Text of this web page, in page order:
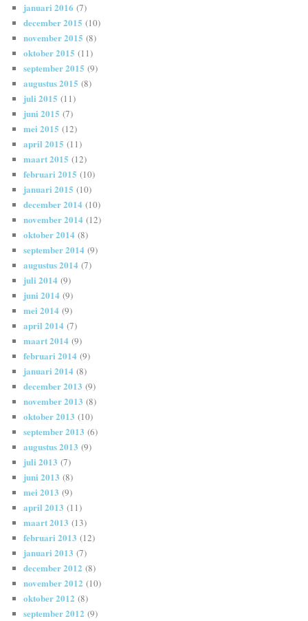
januari 2016 (7)
december 2015 (10)
november 2015 (8)
oktober 2015 (11)
september 2015 (9)
augustus 2015 (8)
juli 2015 (11)
juni 2015 (7)
mei 2015 (12)
april 2015 (11)
maart 2015 (12)
februari 2015 (10)
januari 2015 (10)
december 2014 (10)
november 2014 (12)
oktober 2014 (8)
september 2014 (9)
augustus 2014 (7)
juli 2014 (9)
juni 2014 (9)
mei 2014 (9)
april 2014 (7)
maart 2014 (9)
februari 2014 (9)
januari 2014 (8)
december 2013 (9)
november 2013 (8)
oktober 2013 (10)
september 2013 (6)
augustus 2013 (9)
juli 2013 (7)
juni 2013 (8)
mei 2013 (9)
april 2013 (11)
maart 2013 (13)
februari 2013 (12)
januari 2013 (7)
december 2012 (8)
november 2012 (10)
oktober 2012 (8)
september 2012 (9)